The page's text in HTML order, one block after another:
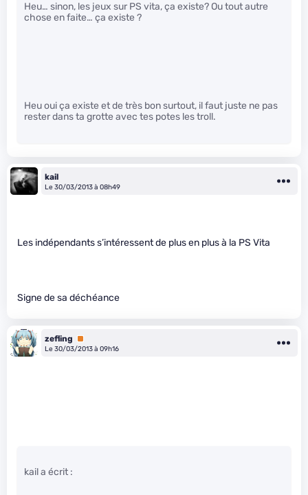
Heu… sinon, les jeux sur PS vita, ça existe? Ou tout autre
chose en faite… ça existe ?
Heu oui ça existe et de très bon surtout, il faut juste ne pas
rester dans ta grotte avec tes potes les troll.
kail
Le 30/03/2013 à 08h49
Les indépendants s’intéressent de plus en plus à la PS Vita
Signe de sa déchéance
zefling
Premium
Le 30/03/2013 à 09h16
kail a écrit :